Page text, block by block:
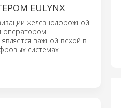
EULYNX
железнодорожной
оператором
важной вехой в
системах